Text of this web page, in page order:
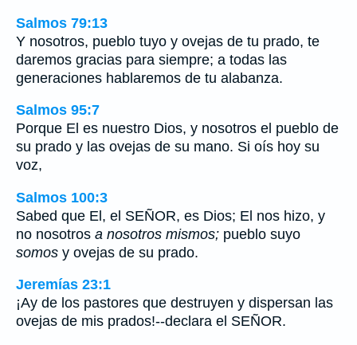
Salmos 79:13
Y nosotros, pueblo tuyo y ovejas de tu prado, te
daremos gracias para siempre; a todas las
generaciones hablaremos de tu alabanza.
Salmos 95:7
Porque El es nuestro Dios, y nosotros el pueblo de
su prado y las ovejas de su mano. Si oís hoy su
voz,
Salmos 100:3
Sabed que El, el SEÑOR, es Dios; El nos hizo, y
no nosotros a nosotros mismos; pueblo suyo
somos y ovejas de su prado.
Jeremías 23:1
¡Ay de los pastores que destruyen y dispersan las
ovejas de mis prados!--declara el SEÑOR.